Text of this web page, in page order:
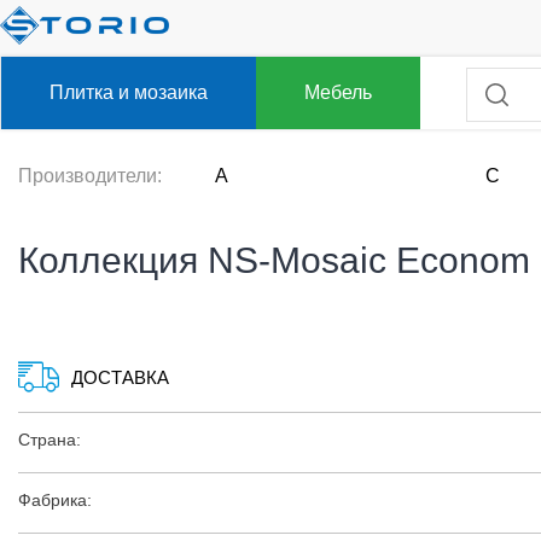
Плитка и мозаика Мебель
Производители: A C
Коллекция NS-Mosaic Econom
ДОСТАВКА
Страна:
Фабрика: